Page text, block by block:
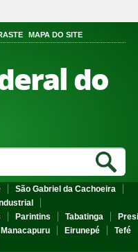
MAPA DO SITE
do
São Gabriel da Cachoeira
Parintins Tabatinga
Manacapuru Eirunepé
Tefé